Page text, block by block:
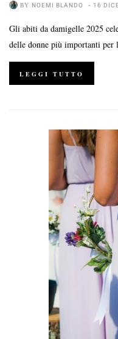
BY NOEMI BLANDO 16
Gli abiti da damigelle 2025
delle donne più importanti per
LEGGI TUTTO